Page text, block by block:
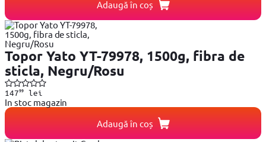
Adaugă în coș
Topor Yato YT-79978, 1500g, fibra de
sticla, Negru/Rosu
14799lei
In stoc magazin
Adaugă în coș